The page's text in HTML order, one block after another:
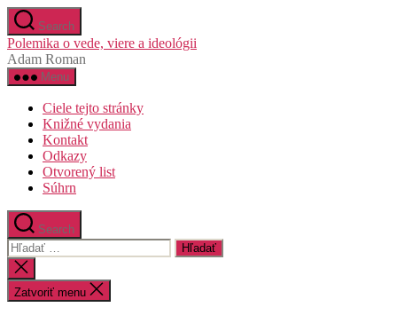
Preskočiť
na
obsah
Search
Polemika o vede, viere a ideológii
Adam Roman
Menu
Ciele tejto stránky
Knižné vydania
Kontakt
Odkazy
Otvorený list
Súhrn
Search
Vyhľadať:
Zatvoriť
vyhľadávanie
Zatvoriť menu